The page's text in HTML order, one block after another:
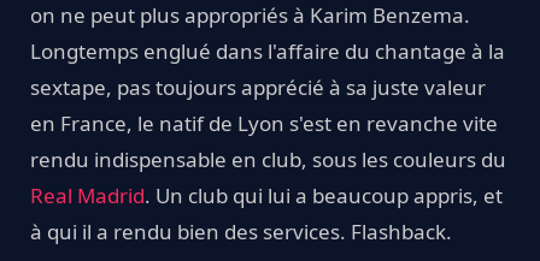
on ne peut plus appropriés à Karim Benzema.
Longtemps englué dans l'affaire du chantage à la
sextape, pas toujours apprécié à sa juste valeur
en France, le natif de Lyon s'est en revanche vite
rendu indispensable en club, sous les couleurs du
Real Madrid. Un club qui lui a beaucoup appris, et
à qui il a rendu bien des services. Flashback.